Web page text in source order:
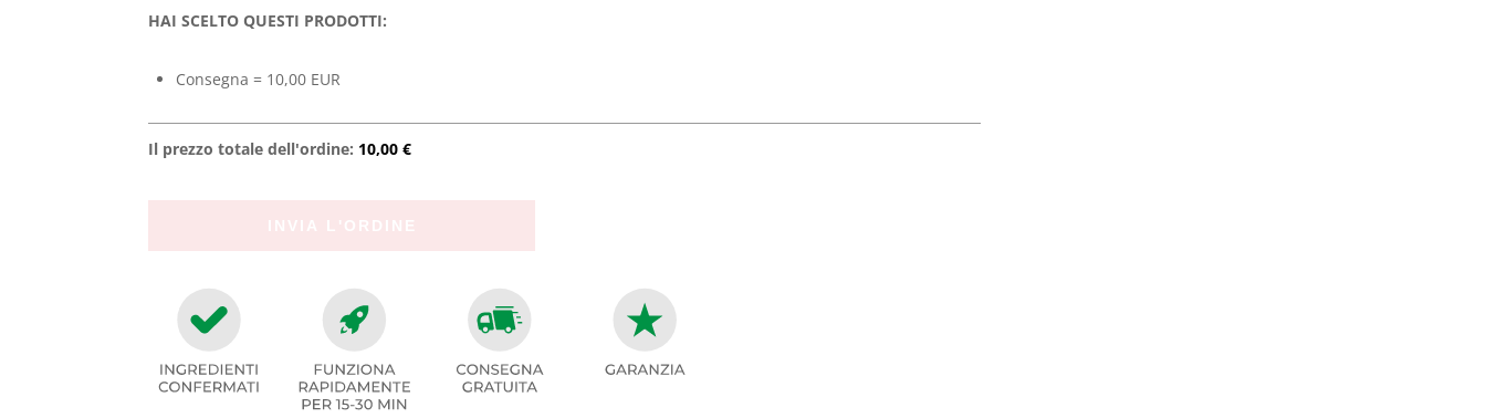
HAI SCELTO QUESTI PRODOTTI:
Consegna = 10,00 EUR
Il prezzo totale dell'ordine: 10,00 €